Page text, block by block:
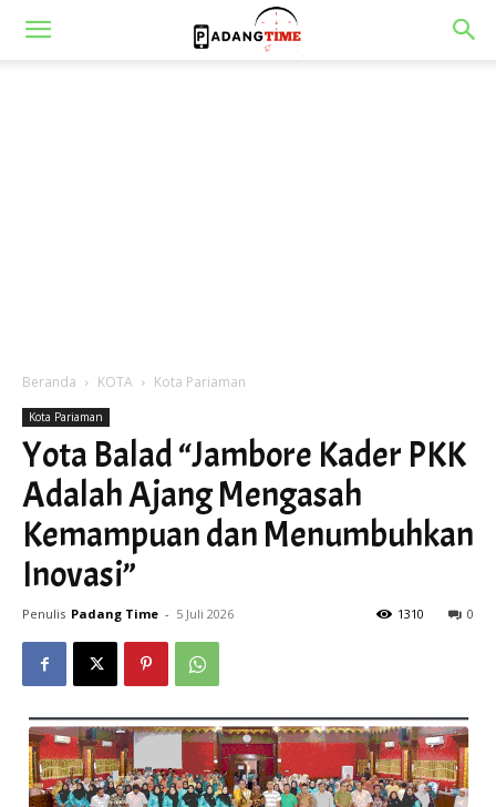
Beranda KOTA Kota Pariaman
Kota Pariaman
Yota Balad “Jambore Kader PKK
Adalah Ajang Mengasah
Kemampuan dan Menumbuhkan
Inovasi”
Penulis Padang Time - 5 Juli 2026 0
1310